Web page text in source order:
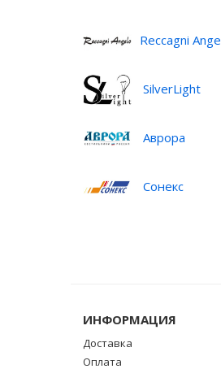
Reccagni
SilverLight
Аврора
Сонекс
ИНФОРМАЦИЯ
Доставка
Оплата